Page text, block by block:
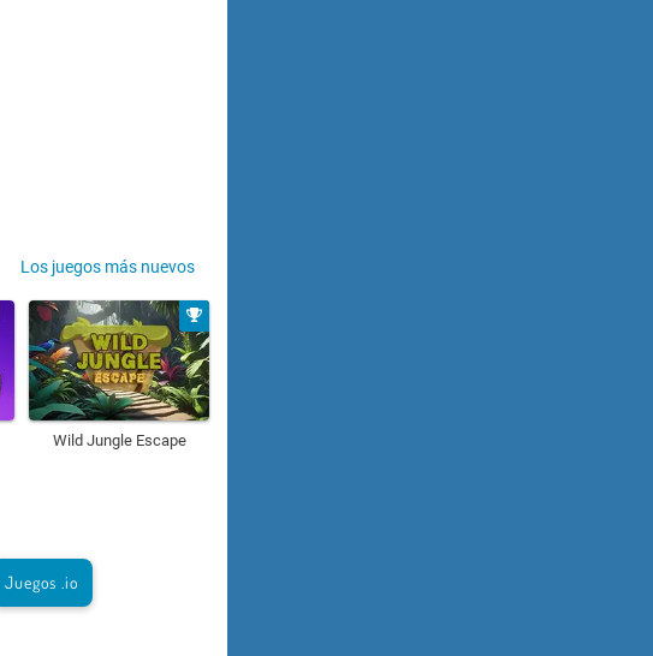
Los juegos más nuevos
Wild Jungle Escape
Juegos .io